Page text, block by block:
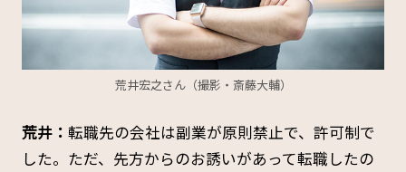
荒井宏之さん（撮影・斎藤大輔）
荒井： 転職先の会社は副業が原則禁止で、許可制で
した。ただ、先方からのお誘いがあって転職したの